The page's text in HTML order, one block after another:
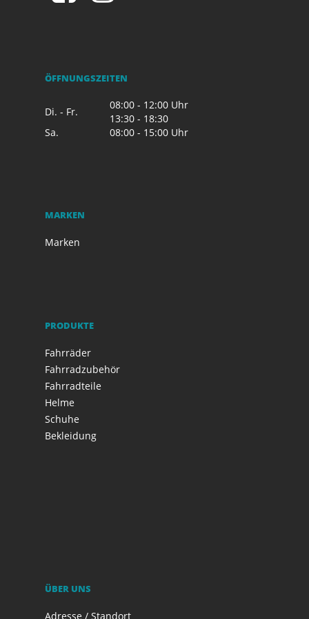
ÖFFNUNGSZEITEN
Di. - Fr.
08:00 - 12:00 Uhr
13:30 - 18:30
Sa.
08:00 - 15:00 Uhr
MARKEN
Marken
PRODUKTE
Fahrräder
Fahrradzubehör
Fahrradteile
Helme
Schuhe
Bekleidung
ÜBER UNS
Adresse / Standort